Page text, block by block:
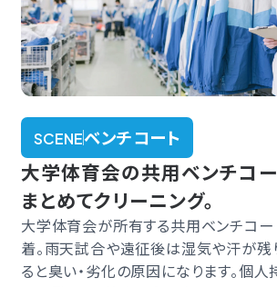
SCENEベンチコート
大学体育会の共用ベンチコー
まとめてクリーニング。
大学体育会が所有する共用ベンチコー
着。雨天試合や遠征後は湿気や汗が残
ると臭い・劣化の原因になります。個